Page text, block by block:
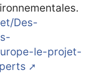
Des-
le-projet-